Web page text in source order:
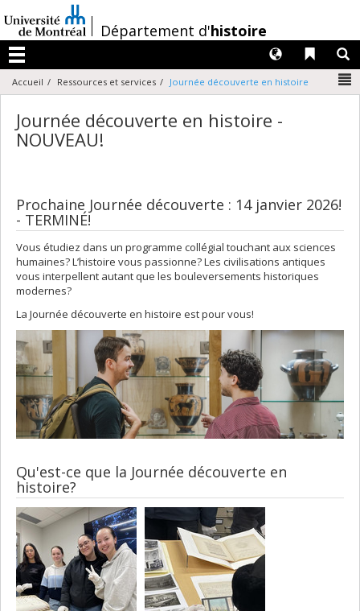
au
contenu
/Département d'histoire
Menu
Liens
Langues
Accueil Ressources et services Journée découverte en histoire
Journée découverte en histoire -
NOUVEAU!
Prochaine Journée découverte : 14 janvier 2026!
- TERMINÉ!
Vous étudiez dans un programme collégial touchant aux sciences
humaines? L’histoire vous passionne? Les civilisations antiques
vous interpellent autant que les bouleversements historiques
modernes?
La Journée découverte en histoire est pour vous!
Qu'est-ce que la Journée découverte en
histoire?